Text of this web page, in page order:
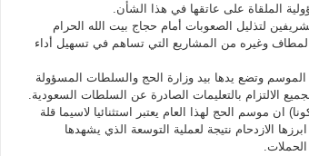
الملقاة على عاتقها في هذا الشأن.
لتذليل الصعوبات أمام حجاج بيت الله الحرام
وغيره من المشاريع التي تساهم في تسهيل أداء
وتضع يدها بيد وزارة الحج والسلطات المسؤولة
الالتزام بالتعليمات الصادرة عن السلطات السعودية.
ان موسم الحج لهذا العام يعتبر استثنائيا لاسيما قلة
الازدحام نتيجة لعملية التوسعة الذي يشهدها